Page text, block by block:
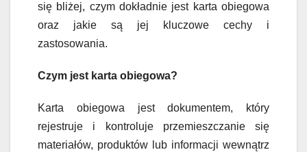
się bliżej, czym dokładnie jest karta obiegowa
oraz jakie są jej kluczowe cechy i
zastosowania.
Czym jest karta obiegowa?
Karta obiegowa jest dokumentem, który
rejestruje i kontroluje przemieszczanie się
materiałów, produktów lub informacji wewnątrz